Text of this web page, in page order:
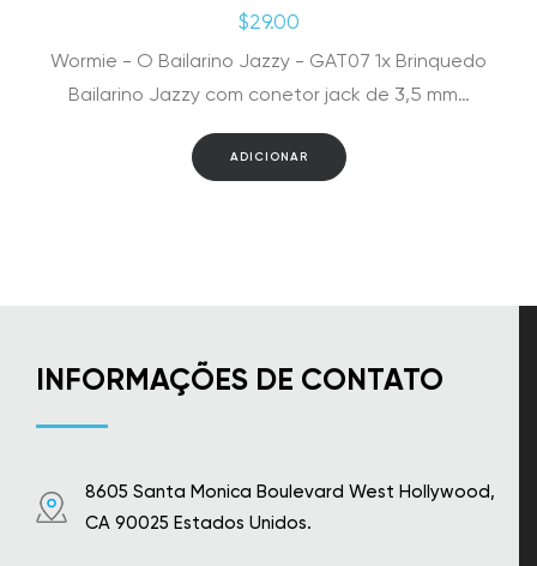
$29.00
Wormie - O Bailarino Jazzy - GAT07 1x Brinquedo
Bailarino Jazzy com conetor jack de 3,5 mm…
ADICIONAR
INFORMAÇÕES DE CONTATO
8605 Santa Monica Boulevard West Hollywood,
CA 90025 Estados Unidos.